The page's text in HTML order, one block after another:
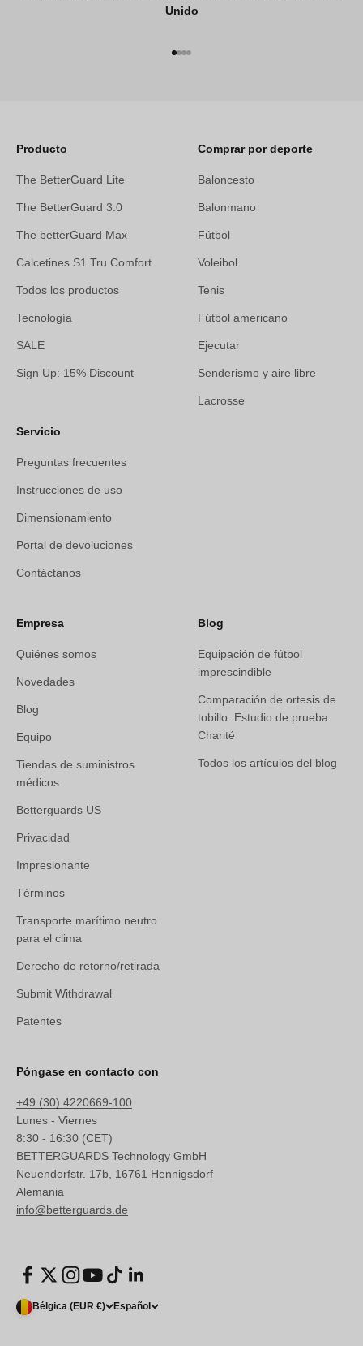
Unido
Producto
The BetterGuard Lite
The BetterGuard 3.0
The betterGuard Max
Calcetines S1 Tru Comfort
Todos los productos
Tecnología
SALE
Sign Up: 15% Discount
Servicio
Preguntas frecuentes
Instrucciones de uso
Dimensionamiento
Portal de devoluciones
Contáctanos
Comprar por deporte
Baloncesto
Balonmano
Fútbol
Voleibol
Tenis
Fútbol americano
Ejecutar
Senderismo y aire libre
Lacrosse
Empresa
Quiénes somos
Novedades
Blog
Equipo
Tiendas de suministros
médicos
Betterguards US
Privacidad
Impresionante
Términos
Transporte marítimo neutro
para el clima
Derecho de retorno/retirada
Submit Withdrawal
Patentes
Blog
Equipación de fútbol
imprescindible
Comparación de ortesis de
tobillo: Estudio de prueba
Charité
Todos los artículos del blog
Póngase en contacto con
+49 (30) 4220669-100
Lunes - Viernes
8:30 - 16:30 (CET)
BETTERGUARDS Technology GmbH
Neuendorfstr. 17b, 16761 Hennigsdorf
Alemania
info@betterguards.de
Bélgica (EUR €) Español